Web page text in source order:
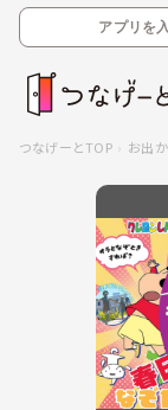
アプリを
つなげーとTOP お出